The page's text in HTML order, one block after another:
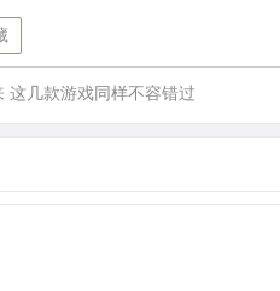
这几款游戏同样不容错过